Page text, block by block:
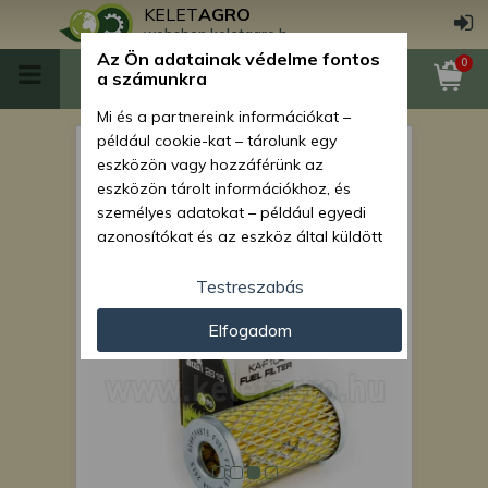
KELETAGRO
webshop.keletagro.hu
0
üzemanyagszűrő japán
kistraktorokhoz KA-F104 3
db-os csomag, SZUPER
ÁRON!
Az Ön adatainak védelme fontos
a számunkra
Mi és a partnereink információkat –
például cookie-kat – tárolunk egy
eszközön vagy hozzáférünk az
eszközön tárolt információkhoz, és
személyes adatokat – például egyedi
azonosítókat és az eszköz által küldött
személyre szabott hirdetések és
tartalom nyújtásához, hirdetés- és
tartalomméréshez, nézettségi adatok
gyűjtéséhez, valamint termékek
kifejlesztéséhez és a termékek
javításához. Az Ön engedélyével mi és a
partnereink eszközleolvasásos
módszerrel szerzett pontos geolokációs
adatokat és azonosítási információkat
Testreszabás
Elfogadom